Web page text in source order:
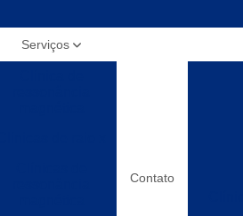
Serviços
Contato